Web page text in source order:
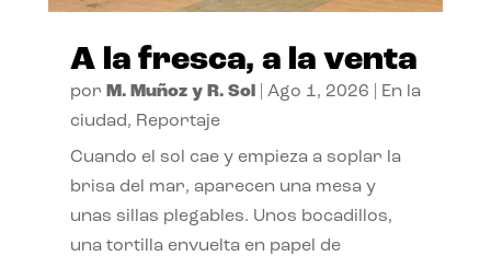
A la fresca, a la venta
por M. Muñoz y R. Sol Ago 1, 2026
En la
ciudad, Reportaje
Cuando el sol cae y empieza a soplar la
brisa del mar, aparecen una mesa y
unas sillas plegables. Unos bocadillos,
una tortilla envuelta en papel de